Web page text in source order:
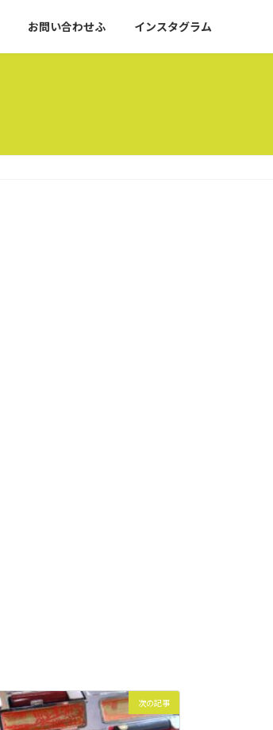
お問い合わせふ インスタグラム
次の記事